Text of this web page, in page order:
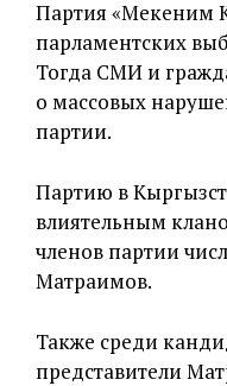
Партия «Мекеним
парламентских
Тогда СМИ и
о массовых
партии.
Партию в
влиятельным
членов партии
Матраимов.
Также среди
представители